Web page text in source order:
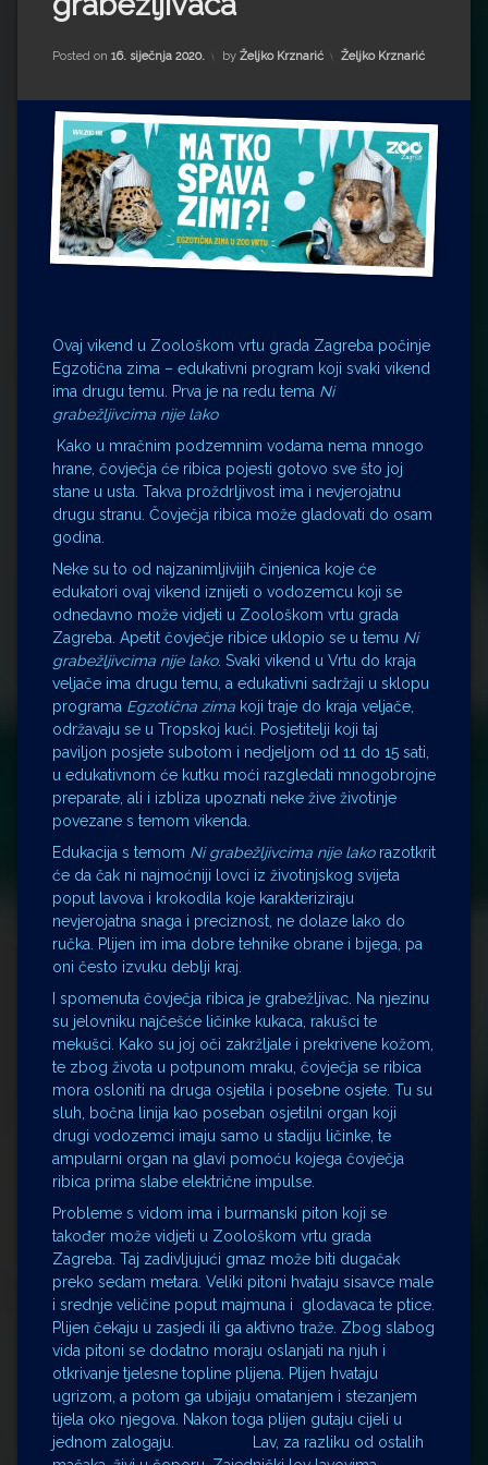
Impressum
Milenko Strižak
Drugi autori
Drugi autori
Matea Andrić
Ljiljana Lekanić-Kljaić
Željko Krznarić
Mario Lovreković
Posted on 16. siječnja 2020. by Željko Krznarić Kategorije:
Željko Krznarić
Ovaj vikend u Zoološkom vrtu grada Zagreba počinje
Egzotična zima – edukativni program koji svaki vikend
ima drugu temu. Prva je na redu tema Ni
grabežljivcima nije lako
Kako u mračnim podzemnim vodama nema mnogo
hrane, čovječja će ribica pojesti gotovo sve što joj
stane u usta. Takva proždrljivost ima i nevjerojatnu
drugu stranu. Čovječja ribica može gladovati do osam
godina.
Neke su to od najzanimljivijih činjenica koje će
edukatori ovaj vikend iznijeti o vodozemcu koji se
odnedavno može vidjeti u Zoološkom vrtu grada
Zagreba. Apetit čovječje ribice uklopio se u temu Ni
grabežljivcima nije lako. Svaki vikend u Vrtu do kraja
veljače ima drugu temu, a edukativni sadržaji u sklopu
programa Egzotična zima koji traje do kraja veljače,
održavaju se u Tropskoj kući. Posjetitelji koji taj
paviljon posjete subotom i nedjeljom od 11 do 15 sati,
u edukativnom će kutku moći razgledati mnogobrojne
preparate, ali i izbliza upoznati neke žive životinje
povezane s temom vikenda.
Edukacija s temom Ni grabežljivcima nije lakorazotkrit
će da čak ni najmoćniji lovci iz životinjskog svijeta
poput lavova i krokodila koje karakteriziraju
nevjerojatna snaga i preciznost, ne dolaze lako do
ručka. Plijen im ima dobre tehnike obrane i bijega, pa
oni često izvuku deblji kraj.
I spomenuta čovječja ribica je grabežljivac. Na njezinu
su jelovniku najčešće ličinke kukaca, rakušci te
mekušci. Kako su joj oči zakržljale i prekrivene kožom,
te zbog života u potpunom mraku, čovječja se ribica
mora osloniti na druga osjetila i posebne osjete. Tu su
sluh, bočna linija kao poseban osjetilni organ koji
drugi vodozemci imaju samo u stadiju ličinke, te
ampularni organ na glavi pomoću kojega čovječja
ribica prima slabe električne impulse.
Probleme s vidom ima i burmanski piton koji se
također može vidjeti u Zoološkom vrtu grada
Zagreba. Taj zadivljujući gmaz može biti dugačak
preko sedam metara. Veliki pitoni hvataju sisavce male
i srednje veličine poput majmuna i glodavaca te ptice.
Plijen čekaju u zasjedi ili ga aktivno traže. Zbog slabog
vida pitoni se dodatno moraju oslanjati na njuh i
otkrivanje tjelesne topline plijena. Plijen hvataju
ugrizom, a potom ga ubijaju omatanjem i stezanjem
tijela oko njegova. Nakon toga plijen gutaju cijeli u
jednom zalogaju. Lav, za razliku od ostalih